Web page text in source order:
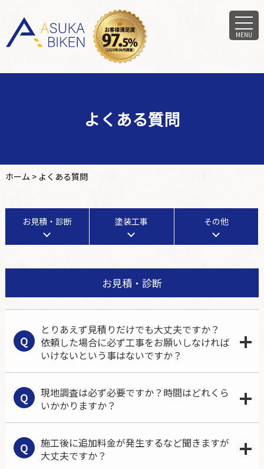
MENU
よくある質問
ホーム > よくある質問
お見積・診断 塗装工事 その他
お見積・診断
Q
とりあえず見積りだけでも大丈夫ですか？
依頼した場合に必ず工事をお願いしなければ
いけないという事はないですか？
Q
現地調査は必ず必要ですか？時間はどれくら
いかかりますか？
Q
施工後に追加料金が発生するなど聞きますが
大丈夫ですか？